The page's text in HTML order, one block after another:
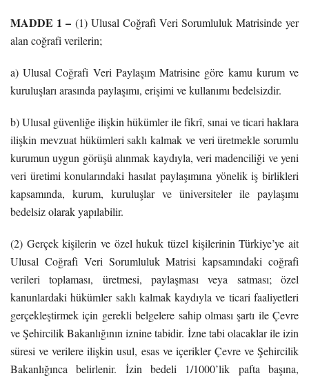
MADDE 1 – (1) Ulusal Coğrafi Veri Sorumluluk Matrisinde yer
alan coğrafi verilerin;
a) Ulusal Coğrafi Veri Paylaşım Matrisine göre kamu kurum ve
kuruluşları arasında paylaşımı, erişimi ve kullanımı bedelsizdir.
b) Ulusal güvenliğe ilişkin hükümler ile fikrî, sınai ve ticari haklara
ilişkin mevzuat hükümleri saklı kalmak ve veri üretmekle sorumlu
kurumun uygun görüşü alınmak kaydıyla, veri madenciliği ve yeni
veri üretimi konularındaki hasılat paylaşımına yönelik iş birlikleri
kapsamında, kurum, kuruluşlar ve üniversiteler ile paylaşımı
bedelsiz olarak yapılabilir.
(2) Gerçek kişilerin ve özel hukuk tüzel kişilerinin Türkiye’ye ait
Ulusal Coğrafi Veri Sorumluluk Matrisi kapsamındaki coğrafi
verileri toplaması, üretmesi, paylaşması veya satması; özel
kanunlardaki hükümler saklı kalmak kaydıyla ve ticari faaliyetleri
gerçekleştirmek için gerekli belgelere sahip olması şartı ile Çevre
ve Şehircilik Bakanlığının iznine tabidir. İzne tabi olacaklar ile izin
süresi ve verilere ilişkin usul, esas ve içerikler Çevre ve Şehircilik
Bakanlığınca belirlenir. İzin bedeli 1/1000’lik pafta başına,